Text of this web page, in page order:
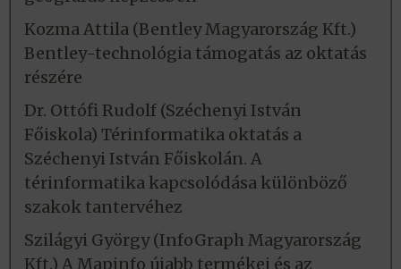
Kozma Attila (Bentley Magyarország Kft.)
Bentley-technológia támogatás az oktatás
részére
Dr. Ottófi Rudolf (Széchenyi István
Főiskola) Térinformatika oktatás a
Széchenyi István Főiskolán. A
térinformatika kapcsolódása különböző
szakok tantervéhez
Szilágyi György (InfoGraph Magyarország
Kft.) A Mapinfo újabb termékei és az